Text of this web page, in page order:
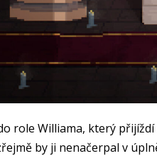
role Will­iama, který
by ji nenačerpal v